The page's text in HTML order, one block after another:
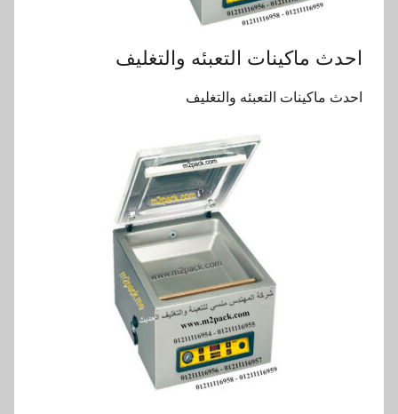
احدث ماكينات التعبئه والتغليف
احدث ماكينات التعبئه والتغليف